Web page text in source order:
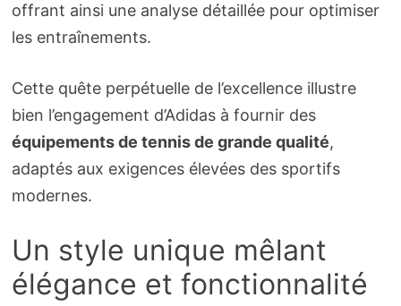
offrant ainsi une analyse détaillée pour optimiser
les entraînements.
Cette quête perpétuelle de l’excellence illustre
bien l’engagement d’Adidas à fournir des
équipements de tennis de grande qualité,
adaptés aux exigences élevées des sportifs
modernes.
Un style unique mêlant
élégance et fonctionnalité